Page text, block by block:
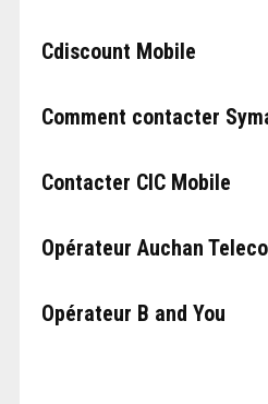
Cdiscount Mobile
Comment contacter
Contacter CIC Mobile
Opérateur Auchan
Opérateur B and You